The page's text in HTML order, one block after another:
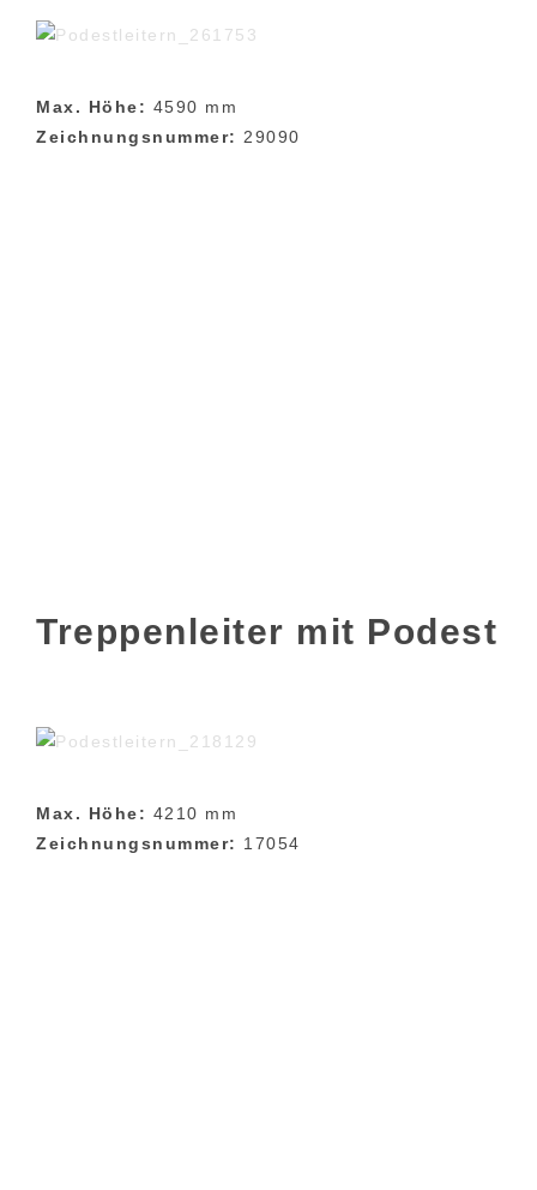
Max. Höhe: 4590 mm
Zeichnungsnummer: 29090
Treppenleiter mit Podest
Max. Höhe: 4210 mm
Zeichnungsnummer: 17054